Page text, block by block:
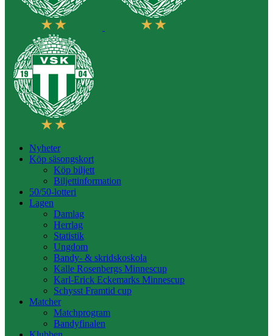
Nyheter
Köp säsongskort
Köp biljett
Biljettinformation
50/50-lotteri
Lagen
Damlag
Herrlag
Statistik
Ungdom
Bandy- & skridskoskola
Kalle Rosenbergs Minnescup
Karl-Erick Eckemarks Minnescup
Schysst Framtid cup
Matcher
Matchprogram
Bandyfinalen